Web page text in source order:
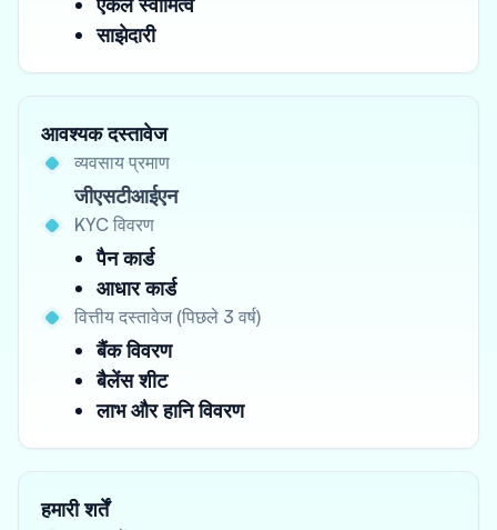
साझेदारी
आवश्यक दस्तावेज
व्यवसाय प्रमाण
जीएसटीआईएन
KYC विवरण
पैन कार्ड
आधार कार्ड
वित्तीय दस्तावेज (पिछले 3 वर्ष)
बैंक विवरण
बैलेंस शीट
लाभ और हानि विवरण
हमारी शर्तें